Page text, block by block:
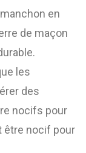
en
de maçon
les
des
nocifs pour
être nocif pour